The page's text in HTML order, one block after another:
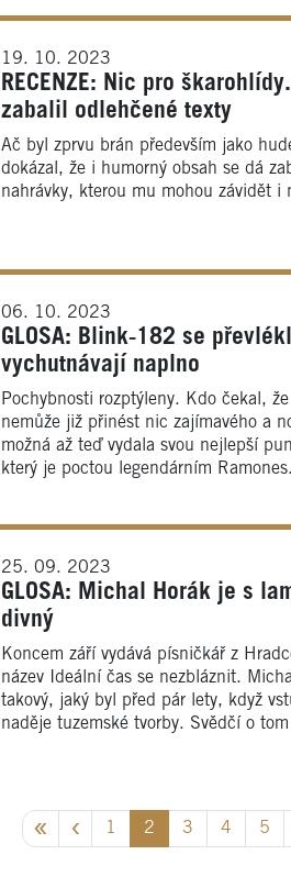
19. 10. 2023
RECENZE: Nic pro
zabalil odlehčené texty
Ač byl zprvu brán především jako
dokázal, že i humorný obsah se dá
nahrávky, kterou mu mohou závidět i
06. 10. 2023
GLOSA: Blink‑182 se
vychutnávají naplno
Pochybnosti rozptýleny. Kdo čekal,
nemůže již přinést nic zajímavého a
možná až teď vydala svou nejlepší
který je poctou legendárním
25. 09. 2023
GLOSA: Michal Horák je s
divný
Koncem září vydává písničkář z
název Ideální čas se nezbláznit.
takový, jaký byl před pár lety, když
naděje tuzemské tvorby. Svědčí o
1 2 3 4 5